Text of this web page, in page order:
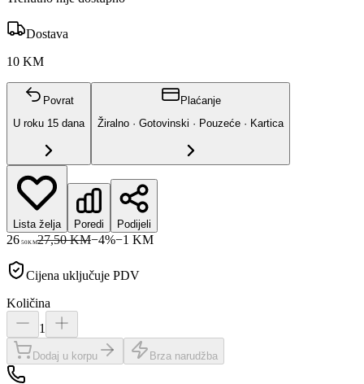
Dostava
10 KM
Povrat
U roku 15 dana
Plaćanje
Žiralno · Gotovinski · Pouzeće · Kartica
Lista želja Poredi Podijeli
26 50KM27,50 KM−4%−1 KM
Cijena uključuje PDV
Količina
1
Dodaj u korpu Brza narudžba